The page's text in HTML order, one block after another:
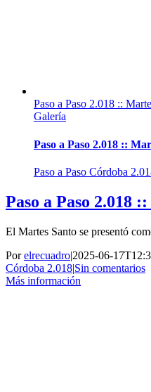
Paso a Paso 2.018 ::
Galería
Paso a Paso 2.018 ::
Paso a Paso Córdoba
Paso a Paso 2.018
El Martes Santo se presentó
Porelrecuadro|2025-06-
Córdoba 2.018|Sin comentarios
Más información